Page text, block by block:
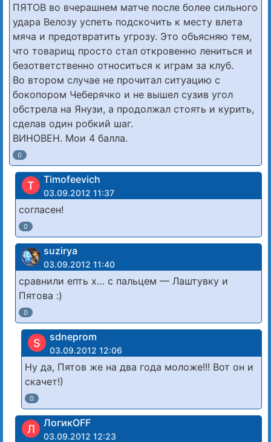
ПЯТОВ во вчерашнем матче после более сильного
удара Велозу успеть подскочить к месту влета
мяча и предотвратить угрозу. Это объясняю тем,
что товарищ просто стал откровенно лениться и
безответственно относиться к играм за клуб.
Во втором случае не прочитал ситуацию с
бокопором Чеберячко и не вышел сузив угол
обстрела на Янузи, а продолжал стоять и курить,
сделав один робкий шаг.
ВИНОВЕН. Мои 4 балла.
0
T Timofeevich
03.09.2012 11:37
согласен!
0
suzirya
03.09.2012 11:40
сравнили епть х… с пальцем — Лаштувку и
Пятова :)
0
S sdneprom
03.09.2012 12:06
Ну да, Пятов же на два года моложе!!! Вот он и
скачет!)
0
Л ЛогикOFF
03.09.2012 12:23